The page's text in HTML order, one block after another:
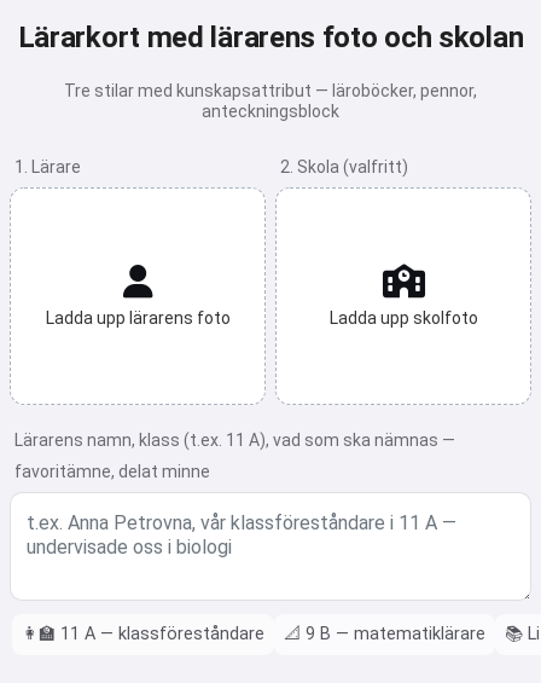
Lärarkort med lärarens foto och skolan
Tre stilar med kunskapsattribut — läroböcker, pennor,
anteckningsblock
1. Lärare
Ladda upp lärarens foto
2. Skola (valfritt)
Ladda upp skolfoto
Lärarens namn, klass (t.ex. 11 A), vad som ska nämnas —
favoritämne, delat minne
👩‍🏫 11 A — klassföreståndare 📐 9 B — matematiklärare 📚